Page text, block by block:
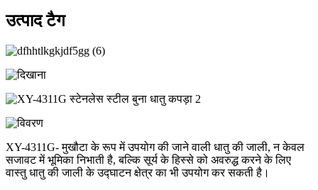
उत्पाद टैग
XY-4311G- मुखौटा के रूप में उपयोग की जाने वाली धातु की जाली, न केवल
सजावट में भूमिका निभाती है, बल्कि सूर्य के हिस्से को अवरुद्ध करने के लिए
वास्तु धातु की जाली के उद्घाटन क्षेत्र का भी उपयोग कर सकती है।